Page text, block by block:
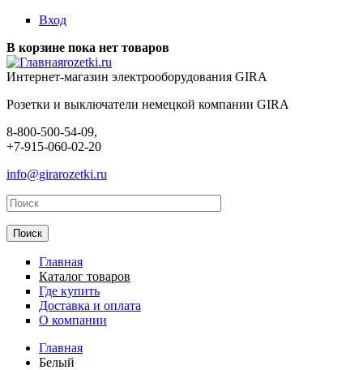
Перейти к основному содержанию
Вход
В корзине пока нет товаров
rozetki.ru
Интернет-магазин электрооборудования GIRA
Розетки и выключатели немецкой компании GIRA
8-800-500-54-09,
+7-915-060-02-20
info@girarozetki.ru
Главная
Каталог товаров
Где купить
Доставка и оплата
О компании
Главная
Белый